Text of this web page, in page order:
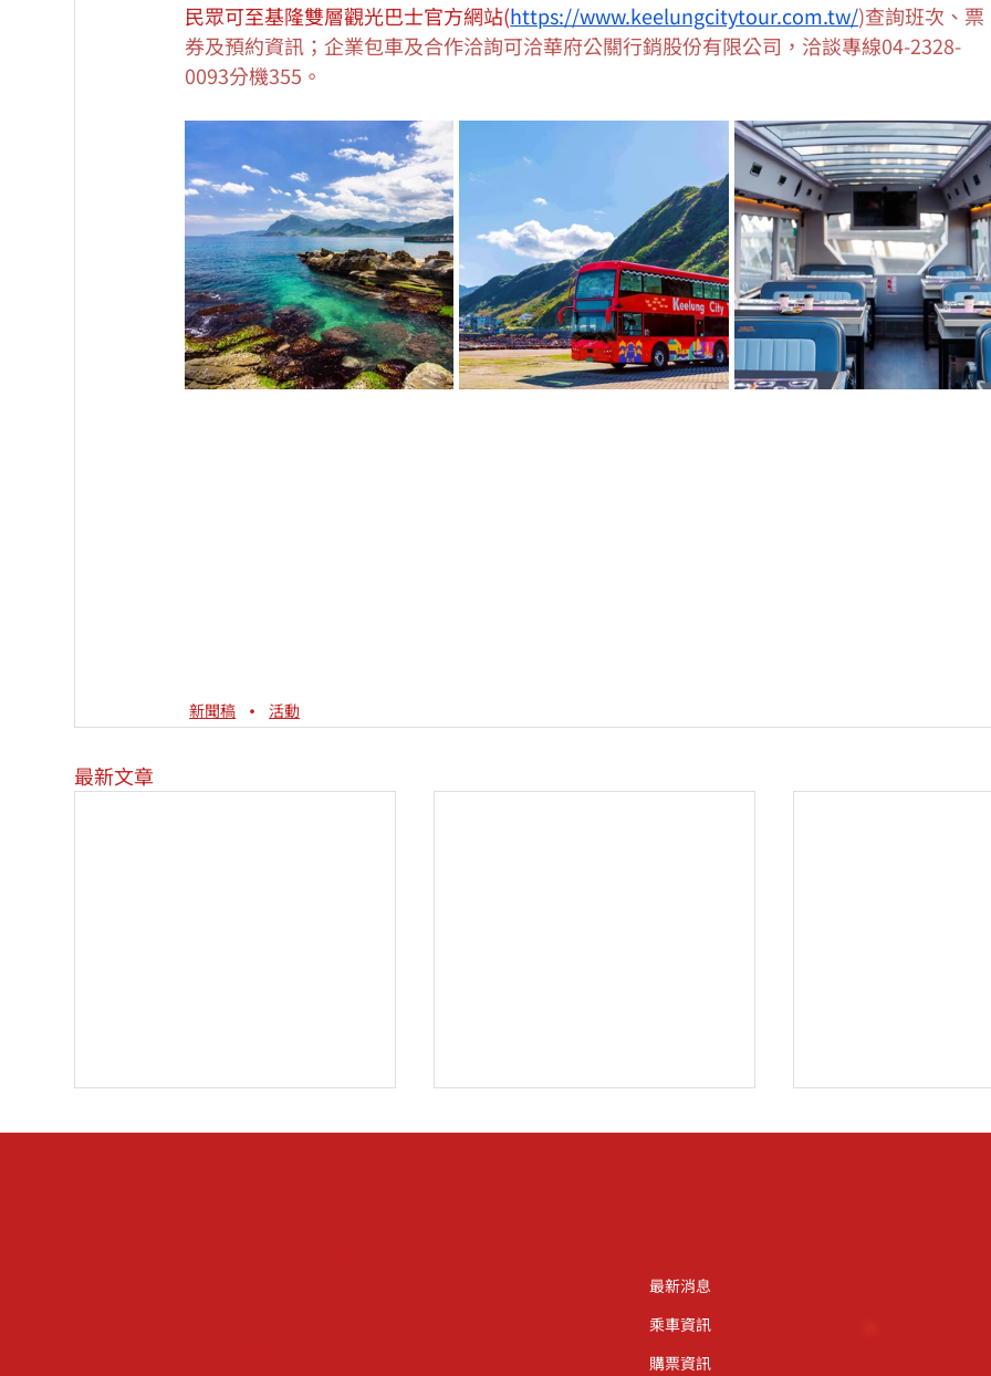
民眾可至基隆雙層觀光巴士官方網站(https://www.keelungcitytour.com.tw/)查詢班次、票
券及預約資訊；企業包車及合作洽詢可洽華府公關行銷股份有限公司，洽談專線04-2328-
0093分機355。
新聞稿 活動
最新文章
跨國卡司今首度解封 日本搖滾
巔峰 Maki 與 KUZIRA 閃電登
最新消息
乘車資訊
購票資訊